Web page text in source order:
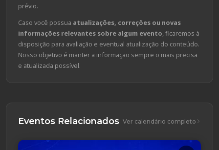
prévio.
Caso você possua atualizações, correções ou novas
informações relevantes sobre algum evento, ficaremos à
disposição para avaliação e eventual atualização do conteúdo.
Nosso objetivo é manter a informação sempre o mais precisa
e atualizada possível.
Eventos Relacionados Ver calendário completo